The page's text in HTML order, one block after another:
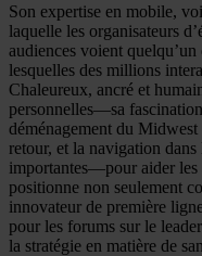
Son expertise en mobile,
laquelle les organisateurs
audiences voient
lesquelles des millions
Chaleureux, ancré et
personnelles—sa
déménagement du
retour, et la navigation dans
importantes—pour aider les
positionne non seulement
innovateur de première
pour les forums sur le
la stratégie en matière de